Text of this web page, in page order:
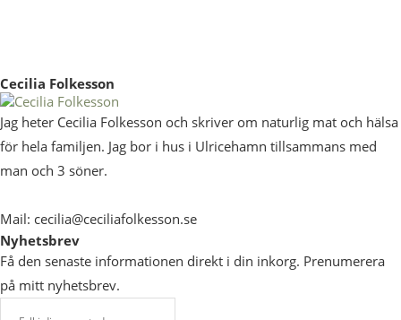
Cecilia Folkesson
Jag heter Cecilia Folkesson och skriver om naturlig mat och hälsa
för hela familjen. Jag bor i hus i Ulricehamn tillsammans med
man och 3 söner.
Mail: cecilia@ceciliafolkesson.se
Nyhetsbrev
Få den senaste informationen direkt i din inkorg. Prenumerera
på mitt nyhetsbrev.